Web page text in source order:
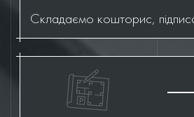
Складаємо кошторис,